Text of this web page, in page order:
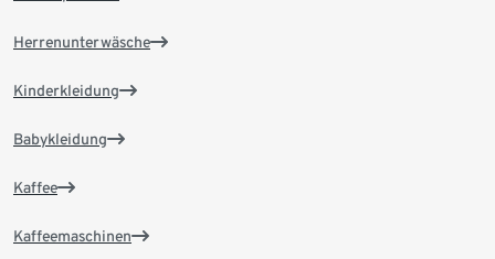
Herrenunterwäsche
Kinderkleidung
Babykleidung
Kaffee
Kaffeemaschinen